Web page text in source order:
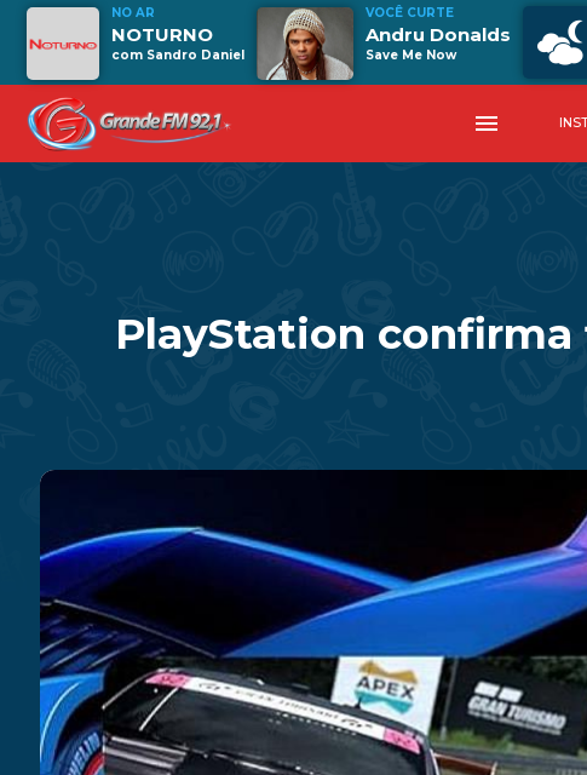
NO AR
NOTURNO
com Sandro Daniel
VOCÊ CURTE
Andru Donalds
Save Me Now
menu
PlayStation